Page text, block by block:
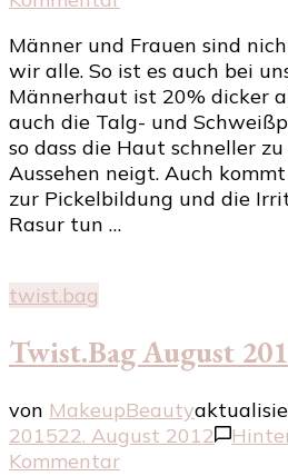
und
die
Pflege
Männer und Frauen sind
wir alle. So ist es auch bei
Männerhaut ist 20% dicker
auch die Talg- und
so dass die Haut schneller
Aussehen neigt. Auch
zur Pickelbildung und die
Rasur tun …
twist.bag
Twist.Bag August
von MakeupBeauty
201522. August 2012
Kommentarzu